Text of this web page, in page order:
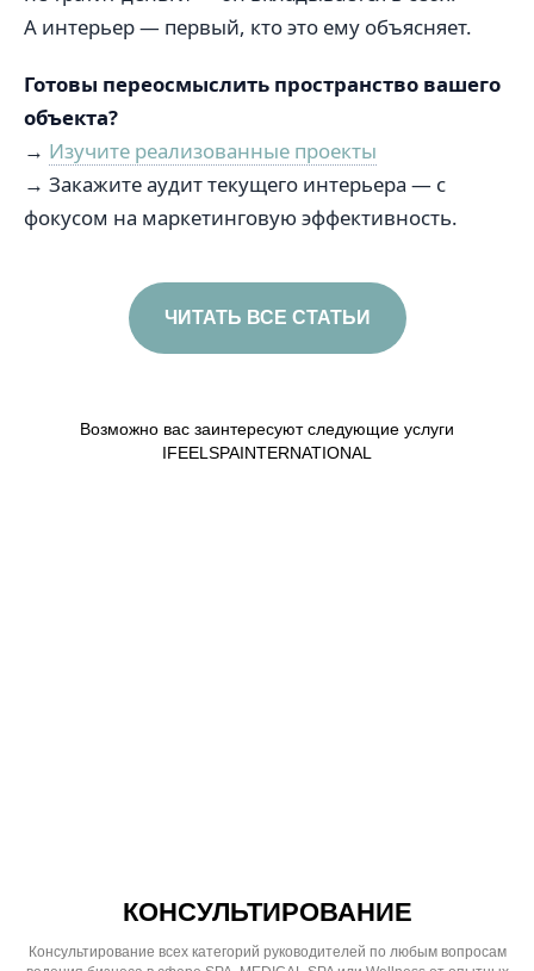
А интерьер — первый, кто это ему объясняет.
Готовы переосмыслить пространство вашего
объекта?
→ Изучите реализованные проекты
→ Закажите аудит текущего интерьера — с
фокусом на маркетинговую эффективность.
ЧИТАТЬ ВСЕ СТАТЬИ
Возможно вас заинтересуют следующие услуги
IFEELSPAINTERNATIONAL
КОНСУЛЬТИРОВАНИЕ
Консультирование всех категорий руководителей по любым вопросам